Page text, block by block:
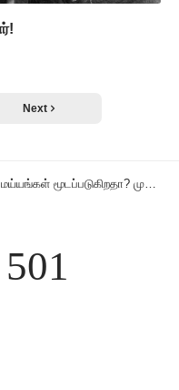
Next
பொய்ச்செய்தி! –அமைச்சர் கீதா ஜீவன் அறிக்கை